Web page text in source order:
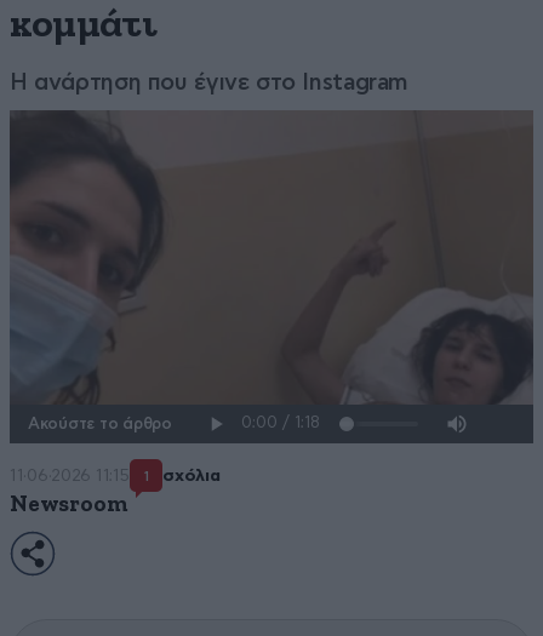
κομμάτι
Η ανάρτηση που έγινε στο Instagram
Ακούστε το άρθρο
11·06·2026 11:15 1 σχόλια
Newsroom